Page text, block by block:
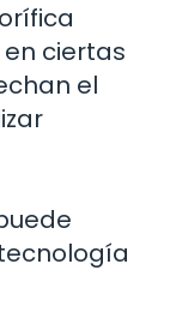
ciertas
el